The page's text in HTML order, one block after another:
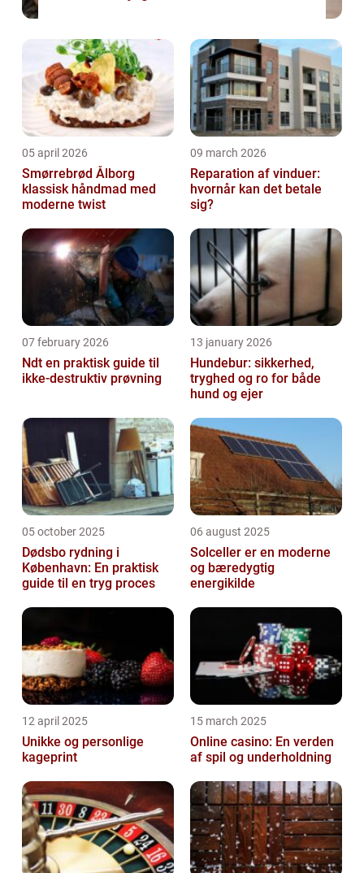
05 april 2026
Smørrebrød Ålborg
klassisk håndmad med
moderne twist
09 march 2026
Reparation af vinduer:
hvornår kan det betale
sig?
07 february 2026
Ndt en praktisk guide til
ikke-destruktiv prøvning
13 january 2026
Hundebur: sikkerhed,
tryghed og ro for både
hund og ejer
05 october 2025
Dødsbo rydning i
København: En praktisk
guide til en tryg proces
06 august 2025
Solceller er en moderne
og bæredygtig
energikilde
12 april 2025
Unikke og personlige
kageprint
15 march 2025
Online casino: En verden
af spil og underholdning